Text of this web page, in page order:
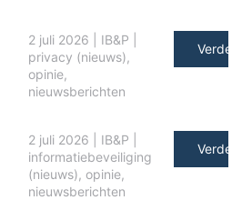
2 juli 2026 IB&P
privacy (nieuws),
opinie,
nieuwsberichten
Verder
2 juli 2026 IB&P
informatiebeveiliging
(nieuws), opinie,
nieuwsberichten
Verder